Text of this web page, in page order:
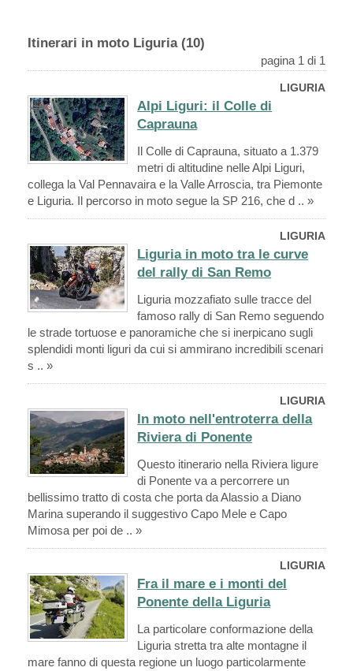
Itinerari in moto Liguria (10)
pagina 1 di 1
LIGURIA
Alpi Liguri: il Colle di
Caprauna
Il Colle di Caprauna, situato a 1.379
metri di altitudine nelle Alpi Liguri,
collega la Val Pennavaira e la Valle Arroscia, tra Piemonte
e Liguria. Il percorso in moto segue la SP 216, che d .. »
LIGURIA
Liguria in moto tra le curve
del rally di San Remo
Liguria mozzafiato sulle tracce del
famoso rally di San Remo seguendo
le strade tortuose e panoramiche che si inerpicano sugli
splendidi monti liguri da cui si ammirano incredibili scenari
s .. »
LIGURIA
In moto nell'entroterra della
Riviera di Ponente
Questo itinerario nella Riviera ligure
di Ponente va a percorrere un
bellissimo tratto di costa che porta da Alassio a Diano
Marina superando il suggestivo Capo Mele e Capo
Mimosa per poi de .. »
LIGURIA
Fra il mare e i monti del
Ponente della Liguria
La particolare conformazione della
Liguria stretta tra alte montagne il
mare fanno di questa regione un luogo particolarmente